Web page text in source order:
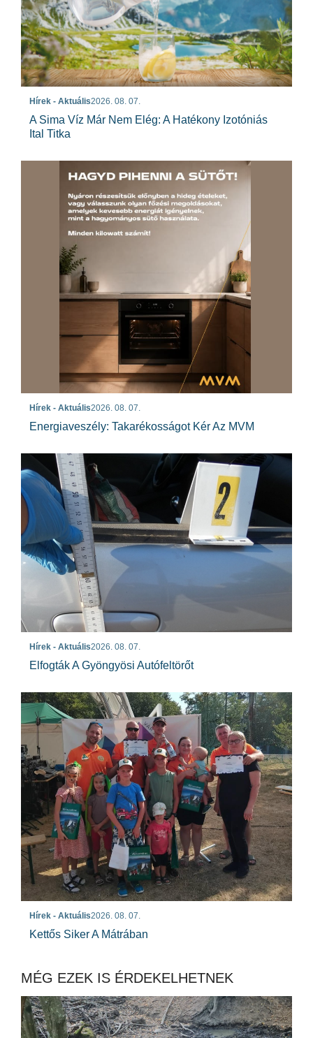
Hírek - Aktuális2026. 08. 07.
A Sima Víz Már Nem Elég: A Hatékony Izotóniás
Ital Titka
Hírek - Aktuális2026. 08. 07.
Energiaveszély: Takarékosságot Kér Az MVM
Hírek - Aktuális2026. 08. 07.
Elfogták A Gyöngyösi Autófeltörőt
Hírek - Aktuális2026. 08. 07.
Kettős Siker A Mátrában
MÉG EZEK IS ÉRDEKELHETNEK